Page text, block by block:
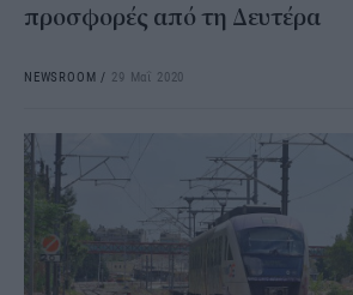
προσφορές από τη Δευτέρα
NEWSROOM / 29 Μαΐ 2020